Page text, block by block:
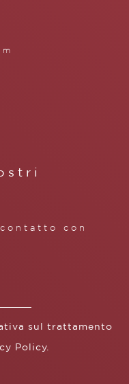
con
sul trattamento
Policy